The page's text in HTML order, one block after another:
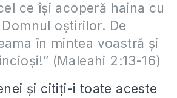
ce îşi acoperă haina cu
oştirilor. De
în mintea voastră şi
(Maleahi 2:13-16)
și citiți-i toate aceste